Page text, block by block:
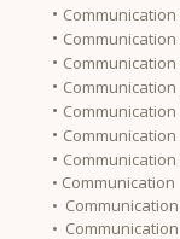
•
•
•
•
•
•
•
•
• Communication
•